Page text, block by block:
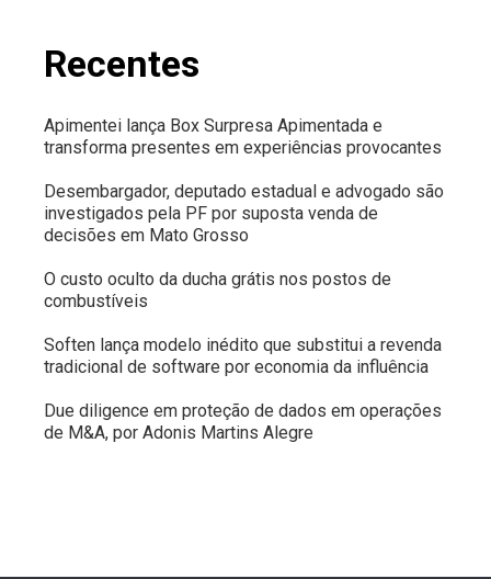
Recentes
Apimentei lança Box Surpresa Apimentada e
transforma presentes em experiências provocantes
Desembargador, deputado estadual e advogado são
investigados pela PF por suposta venda de
decisões em Mato Grosso
O custo oculto da ducha grátis nos postos de
combustíveis
Soften lança modelo inédito que substitui a revenda
tradicional de software por economia da influência
Due diligence em proteção de dados em operações
de M&A, por Adonis Martins Alegre